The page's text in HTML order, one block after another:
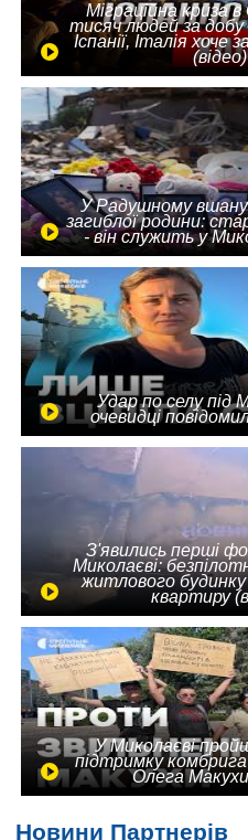
Міграційна криза в
тисяч людей за добу
Іспанії, Італія хоче
(відео)
У Радушному
загиблої родини:
- він служить у
Удар по селу під
очевидці
З'явились перші
Миколаєві:
житлового
квартиру
У Миколаєві
підтримку
Олега Макухи